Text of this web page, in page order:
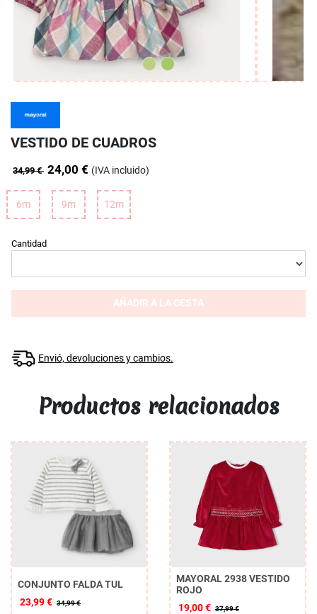
VESTIDO DE CUADROS
34,99 € 24,00 € (IVA incluido)
6m 9m 12m
Cantidad
AÑADIR A LA CESTA
Envió, devoluciones y cambios.
Productos relacionados
CONJUNTO FALDA TUL
23,99 € 34,99 €
MAYORAL 2938 VESTIDO
ROJO
19,00 € 37,99 €